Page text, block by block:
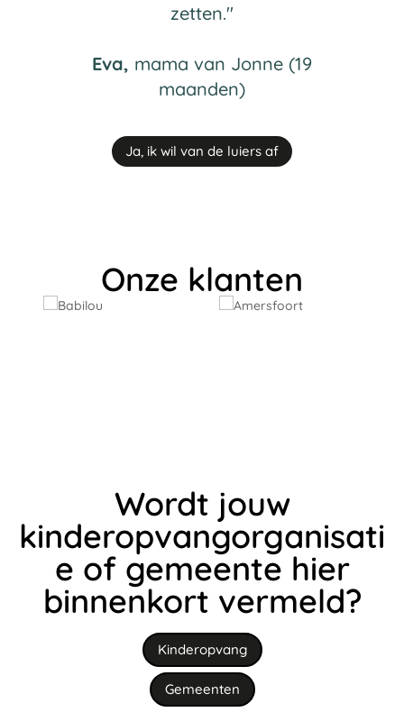
zetten."
Eva, mama van Jonne (19
maanden)
Ja, ik wil van de luiers af
Onze klanten
Wordt jouw
kinderopvangorganisati
e of gemeente hier
binnenkort vermeld?
Kinderopvang
Gemeenten